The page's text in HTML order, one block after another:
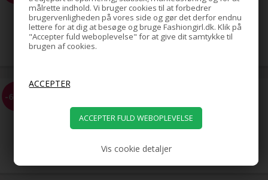
målrette indhold. Vi bruger cookies til at forbedrer
brugervenligheden på vores side og gør det derfor endnu
lettere for at dig at besøge og bruge Fashiongirl.dk. Klik på
"Accepter fuld weboplevelse" for at give dit samtykke til
brugen af cookies.
Vis cookie detaljer
59,00
19,00
-68%
19,00DKK